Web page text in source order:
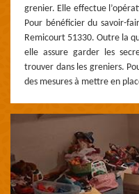
grenier. Elle effectue
Pour bénéficier du savoir-
Remicourt 51330. Outre la
elle assure garder les
trouver dans les greniers.
des mesures à mettre en